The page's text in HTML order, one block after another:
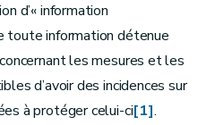
d’« information
toute information détenue
les mesures et les
d’avoir des incidences sur
à protéger celui-ci[1].